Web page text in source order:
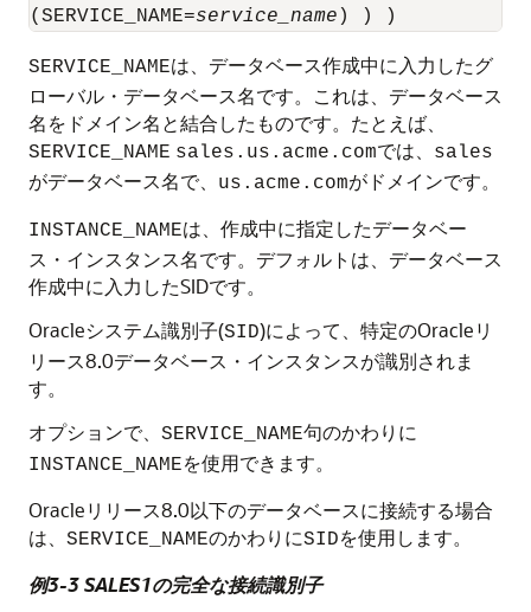
(SERVICE_NAME=service_name ) ) )
SERVICE_NAMEは、データベース作成中に入力したグ
ローバル・データベース名です。これは、データベース
名をドメイン名と結合したものです。たとえば、
SERVICE_NAME sales.us.acme.comでは、 sales
がデータベース名で、 us.acme.comがドメインです。
INSTANCE_NAMEは、作成中に指定したデータベー
ス・インスタンス名です。デフォルトは、データベース
作成中に入力したSIDです。
Oracleシステム識別子(SID)によって、特定のOracleリ
リース8.0データベース・インスタンスが識別されま
す。
オプションで、 SERVICE_NAME句のかわりに
INSTANCE_NAMEを使用できます。
Oracleリリース8.0以下のデータベースに接続する場合
は、 SERVICE_NAMEのかわりにSIDを使用します。
例3-3 SALES1の完全な接続識別子